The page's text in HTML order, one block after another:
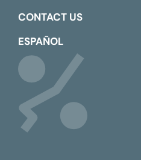
CONTACT US
ESPAÑOL